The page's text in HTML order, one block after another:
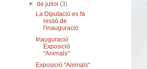
▼de juliol(3)
La Diputació es fa
ressò de
l'inauguració
Inauguració
Exposició
"Animals"
Exposició "Animals"